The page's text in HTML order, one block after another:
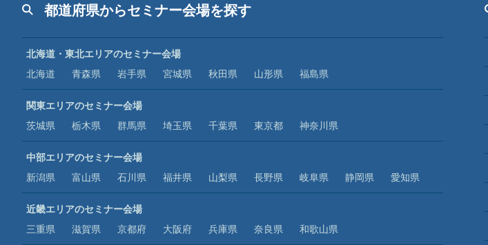
都道府県からセミナー会場を探す
北海道・東北エリアのセミナー会場
北海道
青森県 岩手県 宮城県 秋田県 山形県 福島県
関東エリアのセミナー会場
茨城県
栃木県 群馬県 埼玉県 千葉県 東京都 神奈川県
中部エリアのセミナー会場
新潟県
富山県 石川県 福井県 山梨県 長野県 岐阜県 静岡県 愛知県
近畿エリアのセミナー会場
三重県
滋賀県 京都府 大阪府 兵庫県 奈良県 和歌山県